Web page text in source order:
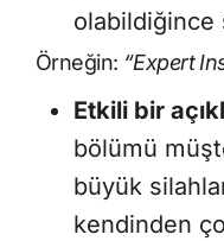
olabildiğince
Örneğin: “Expert
Etkili bir
bölümü
büyük
kendinden